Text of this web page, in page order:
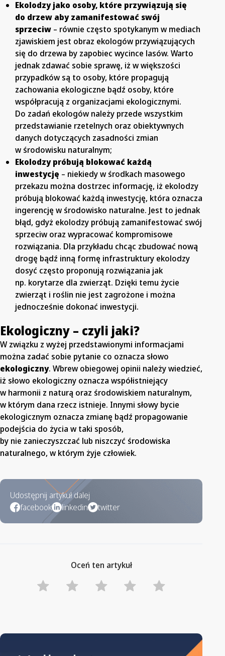
Ekolodzy jako osoby, które przywiązują się
do drzew aby zamanifestować swój
sprzeciw – równie często spotykanym w mediach
zjawiskiem jest obraz ekologów przywiązujących
się do drzewa by zapobiec wycince lasów. Warto
jednak zdawać sobie sprawę, iż w większości
przypadków są to osoby, które propagują
zachowania ekologiczne bądź osoby, które
współpracują z organizacjami ekologicznymi.
Do zadań ekologów należy przede wszystkim
przedstawianie rzetelnych oraz obiektywnych
danych dotyczących zasadności zmian
w środowisku naturalnym;
Ekolodzy próbują blokować każdą
inwestycję – niekiedy w środkach masowego
przekazu można dostrzec informację, iż ekolodzy
próbują blokować każdą inwestycję, która oznacza
ingerencję w środowisko naturalne. Jest to jednak
błąd, gdyż ekolodzy próbują zamanifestować swój
sprzeciw oraz wypracować kompromisowe
rozwiązania. Dla przykładu chcąc zbudować nową
drogę bądź inną formę infrastruktury ekolodzy
dosyć często proponują rozwiązania jak
np. korytarze dla zwierząt. Dzięki temu życie
zwierząt i roślin nie jest zagrożone i można
jednocześnie dokonać inwestycji.
Ekologiczny – czyli jaki?
W związku z wyżej przedstawionymi informacjami
można zadać sobie pytanie co oznacza słowo
ekologiczny. Wbrew obiegowej opinii należy wiedzieć,
iż słowo ekologiczny oznacza współistniejący
w harmonii z naturą oraz środowiskiem naturalnym,
w którym dana rzecz istnieje. Innymi słowy bycie
ekologicznym oznacza zmianę bądź propagowanie
podejścia do życia w taki sposób,
by nie zanieczyszczać lub niszczyć środowiska
naturalnego, w którym żyje człowiek.
Udostępnij artykuł dalej
facebook
linkedin twitter
Oceń ten artykuł